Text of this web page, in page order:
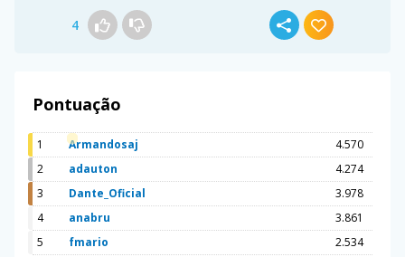
4
Pontuação
1 Armandosaj
4.570
2
adauton
4.274
3
Dante_Oficial
3.978
4
anabru
3.861
5
fmario 2.534